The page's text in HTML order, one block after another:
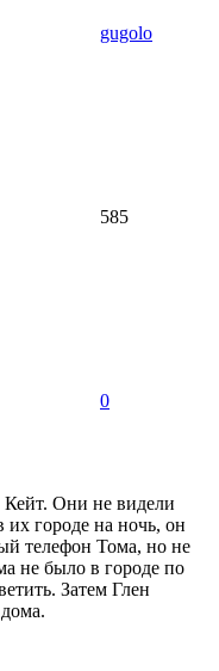
gugolo
585
0
Они не видели
их городе на ночь, он
телефон Тома, но не
не было в городе по
Затем Глен